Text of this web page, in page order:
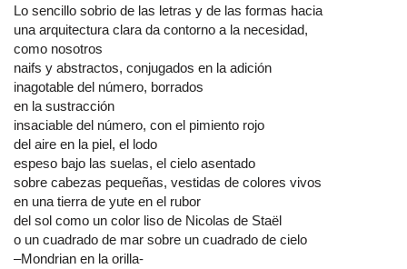
Lo sencillo sobrio de las letras y de las formas hacia
una arquitectura clara da contorno a la necesidad,
como nosotros
naifs y abstractos, conjugados en la adición
inagotable del número, borrados
en la sustracción
insaciable del número, con el pimiento rojo
del aire en la piel, el lodo
espeso bajo las suelas, el cielo asentado
sobre cabezas pequeñas, vestidas de colores vivos
en una tierra de yute en el rubor
del sol como un color liso de Nicolas de Staël
o un cuadrado de mar sobre un cuadrado de cielo
–Mondrian en la orilla-